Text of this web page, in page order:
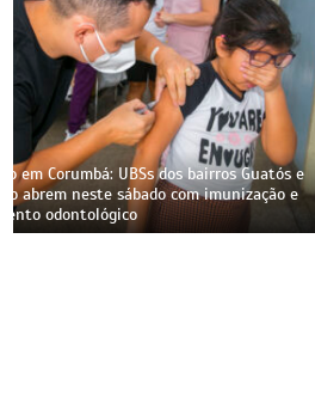
Ciclone bomba coloca MS em
tempestades, granizo e ventos de
regiões mais afetadas